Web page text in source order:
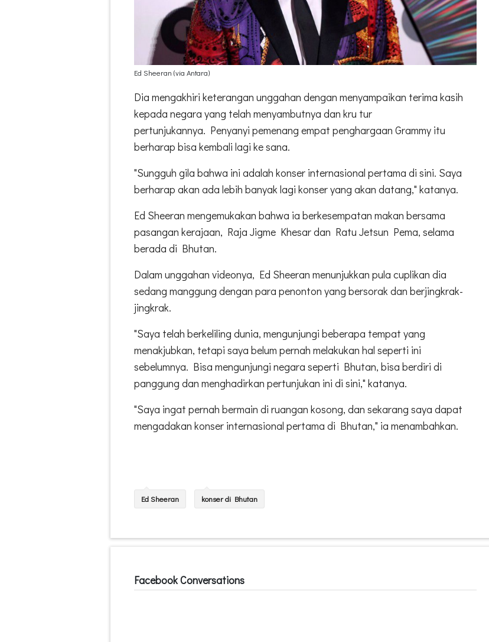
Ed Sheeran (via Antara)
Dia mengakhiri keterangan unggahan dengan menyampaikan terima kasih
kepada negara yang telah menyambutnya dan kru tur
pertunjukannya. Penyanyi pemenang empat penghargaan Grammy itu
berharap bisa kembali lagi ke sana.
"Sungguh gila bahwa ini adalah konser internasional pertama di sini. Saya
berharap akan ada lebih banyak lagi konser yang akan datang," katanya.
Ed Sheeran mengemukakan bahwa ia berkesempatan makan bersama
pasangan kerajaan, Raja Jigme Khesar dan Ratu Jetsun Pema, selama
berada di Bhutan.
Dalam unggahan videonya, Ed Sheeran menunjukkan pula cuplikan dia
sedang manggung dengan para penonton yang bersorak dan berjingkrak-
jingkrak.
"Saya telah berkeliling dunia, mengunjungi beberapa tempat yang
menakjubkan, tetapi saya belum pernah melakukan hal seperti ini
sebelumnya. Bisa mengunjungi negara seperti Bhutan, bisa berdiri di
panggung dan menghadirkan pertunjukan ini di sini," katanya.
"Saya ingat pernah bermain di ruangan kosong, dan sekarang saya dapat
mengadakan konser internasional pertama di Bhutan," ia menambahkan.
Ed Sheeran konser di Bhutan
Facebook Conversations